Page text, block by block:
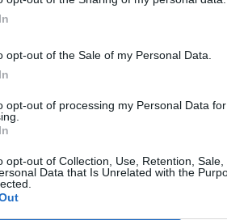
opt-out of the Sale of my Personal Data.
opt-out of processing my Personal Data
opt-out of Collection, Use, Retention,
Data that Is Unrelated with the
takie decyzje, ale my
Jak jego praca wpływa na
do naszych taktyk i robi
poprawia naszą grę.
brazylijskim, a nawet
do tego Minora?